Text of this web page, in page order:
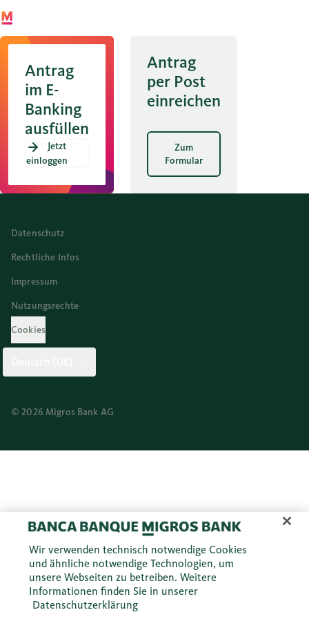
Antrag
im E-
Banking
ausfüllen
Jetzt
einloggen
Antrag
per Post
einreichen
Zum
Formular
Datenschutz
Rechtliche Infos
Impressum
Nutzungsrechte
Cookies
© 2026 Migros Bank AG
Wir verwenden technisch notwendige Cookies
und ähnliche notwendige Technologien, um
unsere Webseiten zu betreiben. Weitere
Informationen finden Sie in unserer
Datenschutzerklärung